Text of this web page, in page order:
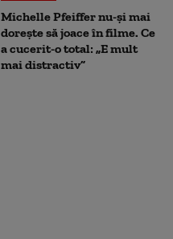
Michelle Pfeiffer nu-și mai
dorește să joace în filme. Ce
a cucerit-o total: „E mult
mai distractiv”